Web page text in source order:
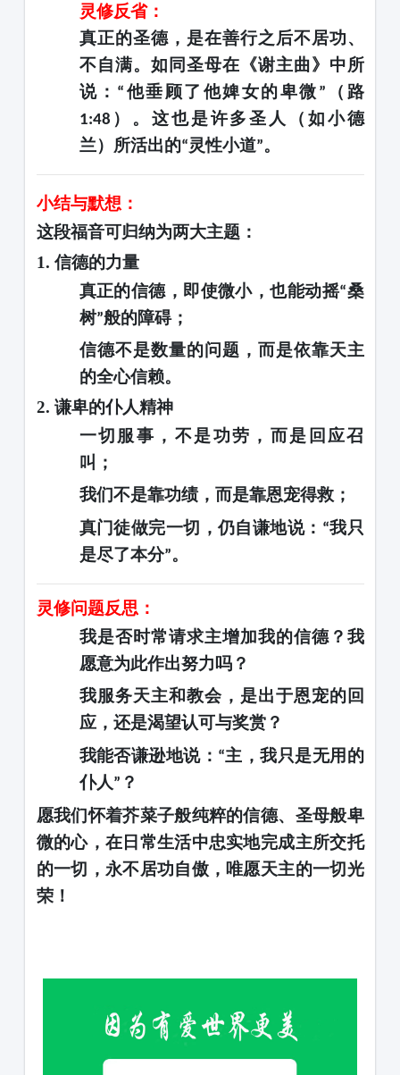
灵修反省：
真正的圣德，是在善行之后不居功、
不自满。如同圣母在《谢主曲》中所
说： “ 他垂顾了他婢女的卑微 ” （路
1:48 ）。这也是许多圣人（如小德
兰）所活出的“灵性小道”。
小结与默想：
这段福音可归纳为两大主题：
1. 信德的力量
真正的信德，即使微小，也能动摇“桑
树”般的障碍；
信德不是数量的问题，而是依靠天主
的全心信赖。
2. 谦卑的仆人精神
一切服事，不是功劳，而是回应召
叫；
我们不是靠功绩，而是靠恩宠得救；
真门徒做完一切，仍自谦地说： “我只
是尽了本分”。
灵修问题反思：
我是否时常请求主增加我的信德？我
愿意为此作出努力吗？
我服务天主和教会，是出于恩宠的回
应，还是渴望认可与奖赏？
我能否谦逊地说： “主，我只是无用的
仆人” ？
愿我们怀着芥菜子般纯粹的信德、圣母般卑
微的心，在日常生活中忠实地完成主所交托
的一切，永不居功自傲，唯愿天主的一切光
荣！